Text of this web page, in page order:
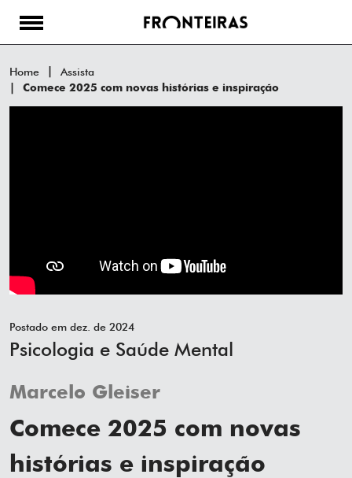
Home Assista
Comece 2025 com novas histórias e inspiração
Postado em dez. de 2024
Psicologia e Saúde Mental
Marcelo Gleiser
Comece 2025 com novas
histórias e inspiração